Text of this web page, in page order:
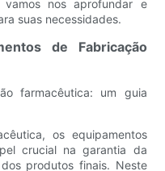
vamos nos aprofundar e
suas necessidades.
de Fabricação
farmacêutica: um guia
os equipamentos
crucial na garantia da
produtos finais. Neste